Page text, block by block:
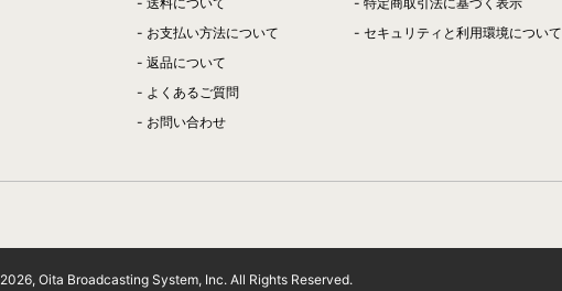
お支払い方法について
返品について
よくあるご質問
お問い合わせ
セキュリティと利用環境について
2026, Oita Broadcasting System, Inc. All Rights Reserved.